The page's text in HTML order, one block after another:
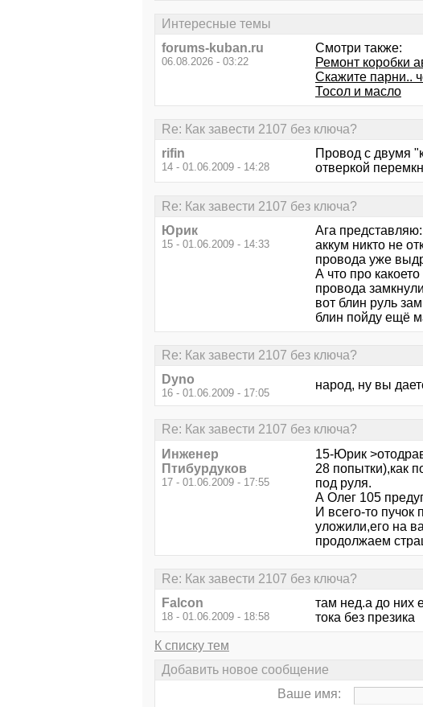
Интересные темы
forums-kuban.ru
06.08.2026 - 03:22
Смотри также:
Ремонт коробки
Скажите парни..
Тосол и масло
Re: Как завести 2107 без ключа?
rifin
14 - 01.06.2009 - 14:28
Провод с двумя
отверкой
Re: Как завести 2107 без ключа?
Юрик
15 - 01.06.2009 - 14:33
Ага представляю:
аккум никто не
провода уже
А что про
провода
вот блин руль
блин пойду ещё
Re: Как завести 2107 без ключа?
Dyno
16 - 01.06.2009 - 17:05
народ, ну вы
Re: Как завести 2107 без ключа?
Инженер
Птибурдуков
17 - 01.06.2009 - 17:55
15-Юрик
28 попытки),как
под руля.
А Олег 105
И всего-то пучок
уложили,его на
продолжаем
Re: Как завести 2107 без ключа?
Falcon
18 - 01.06.2009 - 18:58
там нед.а до них
тока без презика
К списку тем
Добавить новое сообщение
Ваше имя: